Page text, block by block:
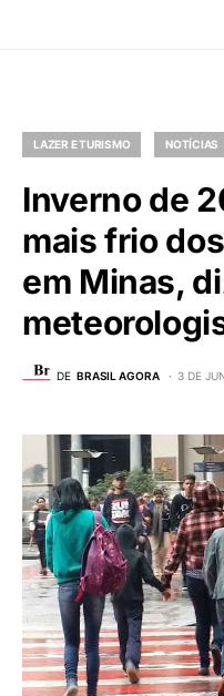
LAZER E TURISMO NOTÍCIAS
Inverno de
mais frio
em Minas,
DE BRASIL AGORA 3 DE